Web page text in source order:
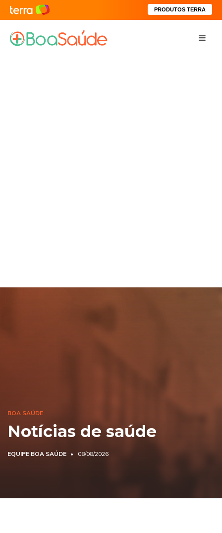
PRODUTOS TERRA
BOA SAÚDE
Notícias de saúde
EQUIPE BOA SAÚDE 08/08/2026